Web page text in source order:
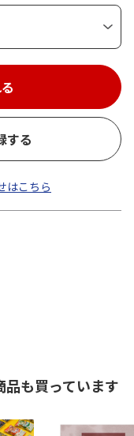
する
はこちら
も買っています